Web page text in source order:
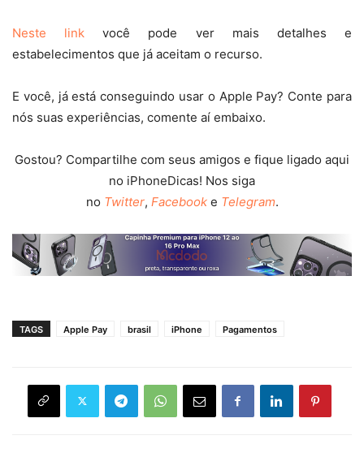
Neste link você pode ver mais detalhes e
estabelecimentos que já aceitam o recurso.
E você, já está conseguindo usar o Apple Pay? Conte para
nós suas experiências, comente aí embaixo.
Gostou? Compartilhe com seus amigos e fique ligado aqui
no iPhoneDicas! Nos siga
no Twitter, Facebooke Telegram.
TAGS Apple Pay brasil iPhone Pagamentos